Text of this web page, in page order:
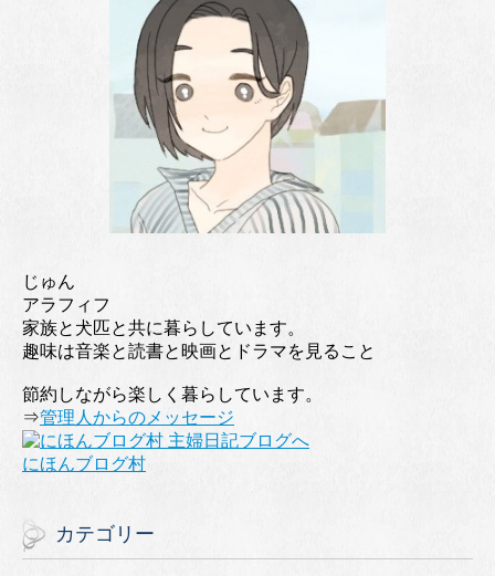
じゅん
アラフィフ
家族と犬匹と共に暮らしています。
趣味は音楽と読書と映画とドラマを見ること
節約しながら楽しく暮らしています。
⇒管理人からのメッセージ
にほんブログ村
カテゴリー